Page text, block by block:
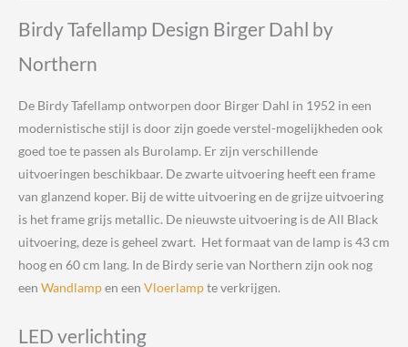
Birdy Tafellamp Design Birger Dahl by
Northern
De Birdy Tafellamp ontworpen door Birger Dahl in 1952 in een
modernistische stijl is door zijn goede verstel-mogelijkheden ook
goed toe te passen als Burolamp. Er zijn verschillende
uitvoeringen beschikbaar. De zwarte uitvoering heeft een frame
van glanzend koper. Bij de witte uitvoering en de grijze uitvoering
is het frame grijs metallic. De nieuwste uitvoering is de All Black
uitvoering, deze is geheel zwart. Het formaat van de lamp is 43 cm
hoog en 60 cm lang. In de Birdy serie van Northern zijn ook nog
een Wandlampen een Vloerlampte verkrijgen.
LED verlichting